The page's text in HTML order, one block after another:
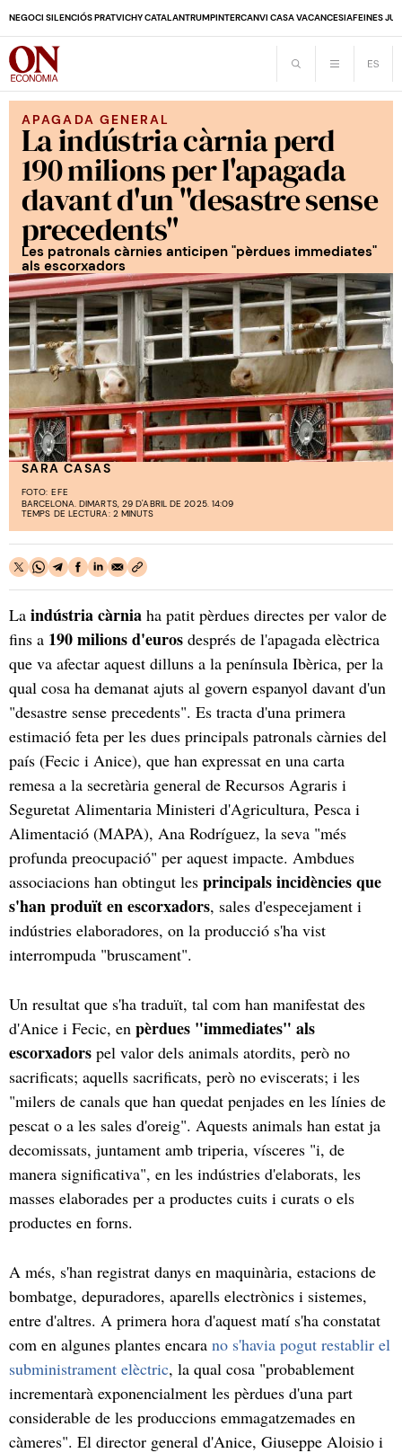
NEGOCI SILENCIÓS PRATVICHY CATALANTRUMPINTERCANVI CASA VACANCESIAFEINES
APAGADA GENERAL
La indústria càrnia perd
190 milions per l'apagada
davant d'un "desastre sense
precedents"
Les patronals càrnies anticipen "pèrdues immediates"
als escorxadors
SARA CASAS
FOTO: EFE
BARCELONA. DIMARTS, 29 D'ABRIL DE 2025. 14:09
TEMPS DE LECTURA: 2 MINUTS
La indústria càrnia ha patit pèrdues directes per valor de
fins a 190 milions d'euros després de l'apagada elèctrica
que va afectar aquest dilluns a la península Ibèrica, per la
qual cosa ha demanat ajuts al govern espanyol davant d'un
"desastre sense precedents". Es tracta d'una primera
estimació feta per les dues principals patronals càrnies del
país (Fecic i Anice), que han expressat en una carta
remesa a la secretària general de Recursos Agraris i
Seguretat Alimentaria Ministeri d'Agricultura, Pesca i
Alimentació (MAPA), Ana Rodríguez, la seva "més
profunda preocupació" per aquest impacte. Ambdues
associacions han obtingut les principals incidències que
s'han produït en escorxadors, sales d'especejament i
indústries elaboradores, on la producció s'ha vist
interrompuda "bruscament".
Un resultat que s'ha traduït, tal com han manifestat des
d'Anice i Fecic, en pèrdues "immediates" als
escorxadors pel valor dels animals atordits, però no
sacrificats; aquells sacrificats, però no eviscerats; i les
"milers de canals que han quedat penjades en les línies de
pescat o a les sales d'oreig". Aquests animals han estat ja
decomissats, juntament amb triperia, vísceres "i, de
manera significativa", en les indústries d'elaborats, les
masses elaborades per a productes cuits i curats o els
productes en forns.
A més, s'han registrat danys en maquinària, estacions de
bombatge, depuradores, aparells electrònics i sistemes,
entre d'altres. A primera hora d'aquest matí s'ha constatat
com en algunes plantes encara no s'havia pogut restablir el
subministrament elèctric, la qual cosa "probablement
incrementarà exponencialment les pèrdues d'una part
considerable de les produccions emmagatzemades en
càmeres". El director general d'Anice, Giuseppe Aloisio i